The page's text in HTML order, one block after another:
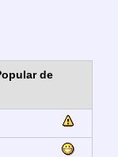
de